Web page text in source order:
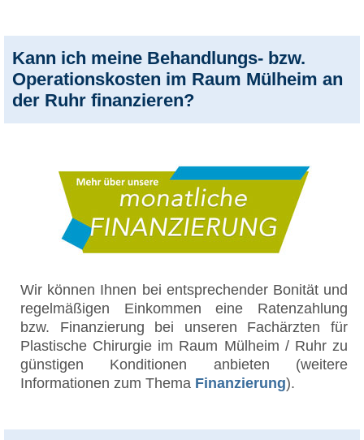
Kann ich meine Behandlungs- bzw.
Operationskosten im Raum Mülheim an
der Ruhr finanzieren?
Wir können Ihnen bei entsprechender Bonität und
regelmäßigen Einkommen eine Ratenzahlung
bzw. Finanzierung bei unseren Fachärzten für
Plastische Chirurgie im Raum Mülheim / Ruhr zu
günstigen Konditionen anbieten (weitere
Informationen zum Thema Finanzierung).